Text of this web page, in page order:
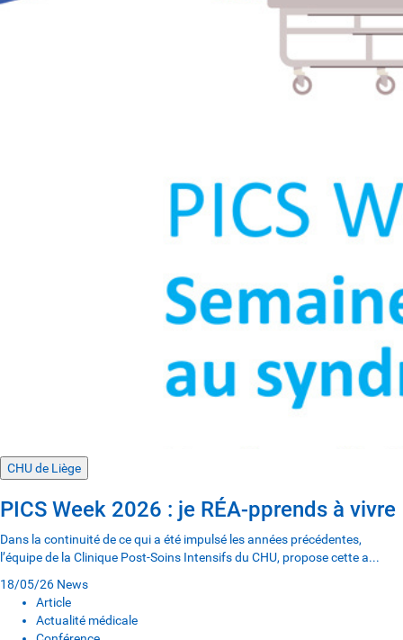
CHU de Liège
PICS Week 2026 : je RÉA-pprends à vivre
Dans la continuité de ce qui a été impulsé les années précédentes,
l’équipe de la Clinique Post-Soins Intensifs du CHU, propose cette a...
18/05/26 News
Article
Actualité médicale